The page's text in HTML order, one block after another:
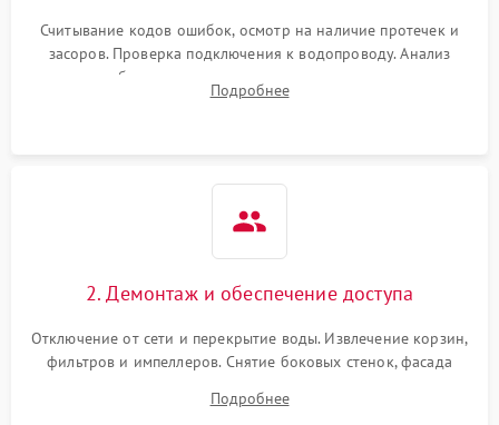
Считывание кодов ошибок, осмотр на наличие протечек и
засоров. Проверка подключения к водопроводу. Анализ
жалоб на отсутствие слива, нагрева, вращения
разбрызгивателей или срабатывание системы защиты
Подробнее
2. Демонтаж и обеспечение доступа
Отключение от сети и перекрытие воды. Извлечение корзин,
фильтров и импеллеров. Снятие боковых стенок, фасада
циркуляционному насосу, ТЭНу и сливной помпе.
Подробнее